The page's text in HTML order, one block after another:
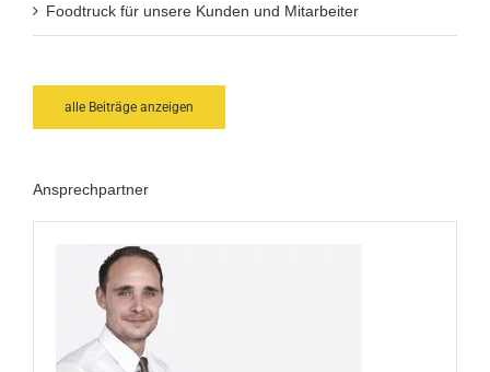
Foodtruck für unsere Kunden und Mitarbeiter
alle Beiträge anzeigen
Ansprechpartner